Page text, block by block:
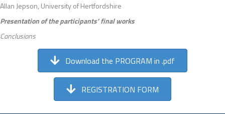
Allan Jepson, University of Hertfordshire
Presentation of the participants’ final works
Conclusions
Download the PROGRAM in .pdf
REGISTRATION FORM